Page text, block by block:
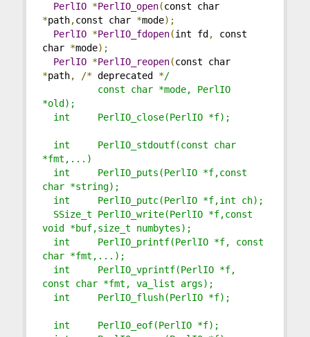
PerlIO *PerlIO_open(
const char
*path,const char *mode);
PerlIO *PerlIO_fdopen(int fd ,
const
char *mode);
PerlIO *PerlIO_reopen(
const char
*path, /* deprecated */
const char *mode, PerlIO
*old);
int     PerlIO_close(PerlIO *f);
int     PerlIO_stdoutf(const char
*fmt,...)
int     PerlIO_puts(PerlIO *f,const
char *string);
int     PerlIO_putc(PerlIO *f,int ch);
SSize_t PerlIO_write(PerlIO *f,const
void *buf,size_t numbytes);
int     PerlIO_printf(PerlIO *f, const
char *fmt,...);
int     PerlIO_vprintf(PerlIO *f,
const char *fmt, va_list args);
int     PerlIO_flush(PerlIO *f);
int     PerlIO_eof(PerlIO *f);